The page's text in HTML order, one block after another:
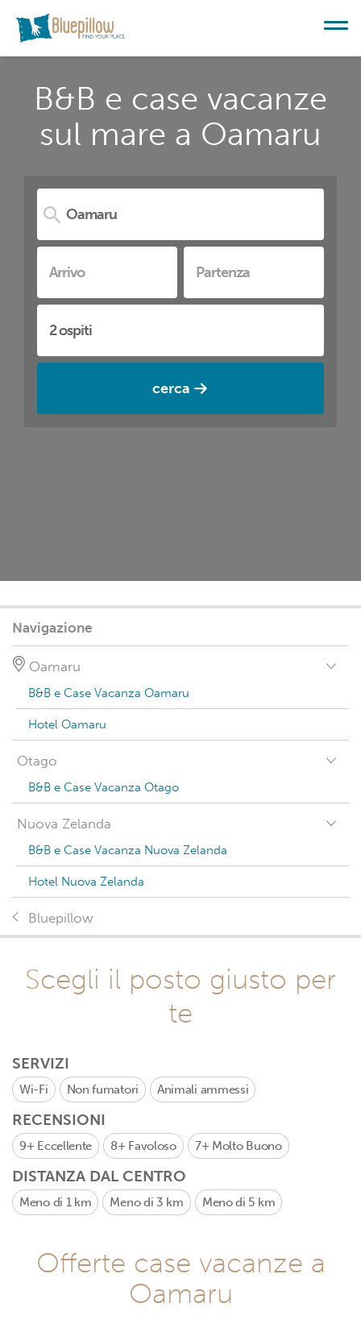
B&B e case vacanze
sul mare a Oamaru
cerca
Navigazione
Oamaru
B&B e Case Vacanza Oamaru
Hotel Oamaru
Otago
B&B e Case Vacanza Otago
Nuova Zelanda
B&B e Case Vacanza Nuova Zelanda
Hotel Nuova Zelanda
Bluepillow
Scegli il posto giusto per
te
SERVIZI
Wi-Fi Non fumatori Animali ammessi
RECENSIONI
9+ Eccellente 8+ Favoloso 7+ Molto Buono
DISTANZA DAL CENTRO
Meno di 1 km Meno di 3 km Meno di 5 km
Offerte case vacanze a
Oamaru